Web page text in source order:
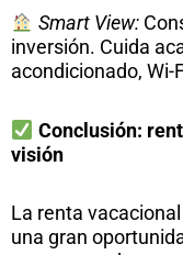
Smart View:
inversión. Cuida
acondicionado, Wi-
Conclusión:
visión
La renta
una gran